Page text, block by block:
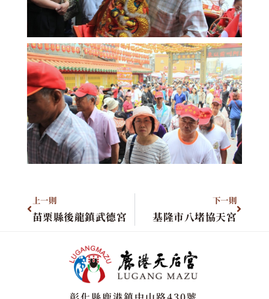
上一則
苗栗縣後龍鎮武德宮
下一則
基隆市八堵協天宮